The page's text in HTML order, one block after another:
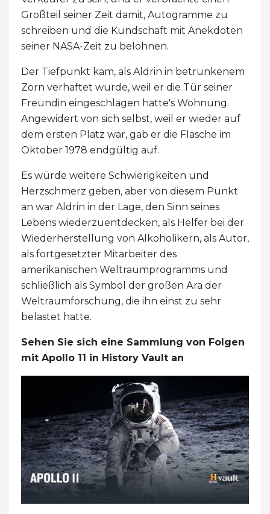
Großteil seiner Zeit damit, Autogramme zu
schreiben und die Kundschaft mit Anekdoten
seiner NASA-Zeit zu belohnen.
Der Tiefpunkt kam, als Aldrin in betrunkenem
Zorn verhaftet wurde, weil er die Tür seiner
Freundin eingeschlagen hatte's Wohnung.
Angewidert von sich selbst, weil er wieder auf
dem ersten Platz war, gab er die Flasche im
Oktober 1978 endgültig auf.
Es würde weitere Schwierigkeiten und
Herzschmerz geben, aber von diesem Punkt
an war Aldrin in der Lage, den Sinn seines
Lebens wiederzuentdecken, als Helfer bei der
Wiederherstellung von Alkoholikern, als Autor,
als fortgesetzter Mitarbeiter des
amerikanischen Weltraumprogramms und
schließlich als Symbol der großen Ära der
Weltraumforschung, die ihn einst zu sehr
belastet hatte.
Sehen Sie sich eine Sammlung von Folgen
mit Apollo 11 in History Vault an